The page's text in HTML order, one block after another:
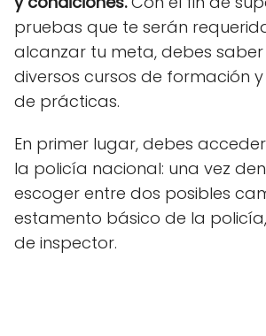
pruebas que te serán
alcanzar tu meta, debes saber
diversos cursos de formación
de prácticas.
En primer lugar, debes
la policía nacional: una vez
escoger entre dos posibles
estamento básico de la
de inspector.